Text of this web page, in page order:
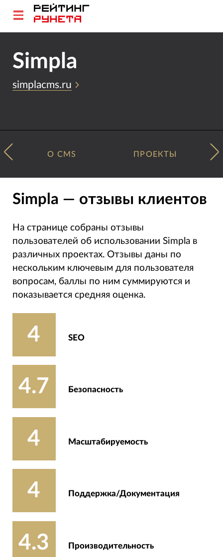
Simpla
simplacms.ru
О CMS ПРОЕКТЫ
Simpla — отзывы клиентов
На странице собраны отзывы
пользователей об использовании Simpla в
различных проектах. Отзывы даны по
нескольким ключевым для пользователя
вопросам, баллы по ним суммируются и
показывается средняя оценка.
4 SEO
4.7 Безопасность
4 Масштабируемость
4 Поддержка/Документация
4.3 Производительность